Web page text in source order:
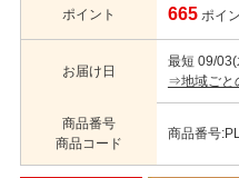
ポイント 665 ポイ
お届け日
最短 09/
⇒地域ごと
商品番号
商品コード
商品番号